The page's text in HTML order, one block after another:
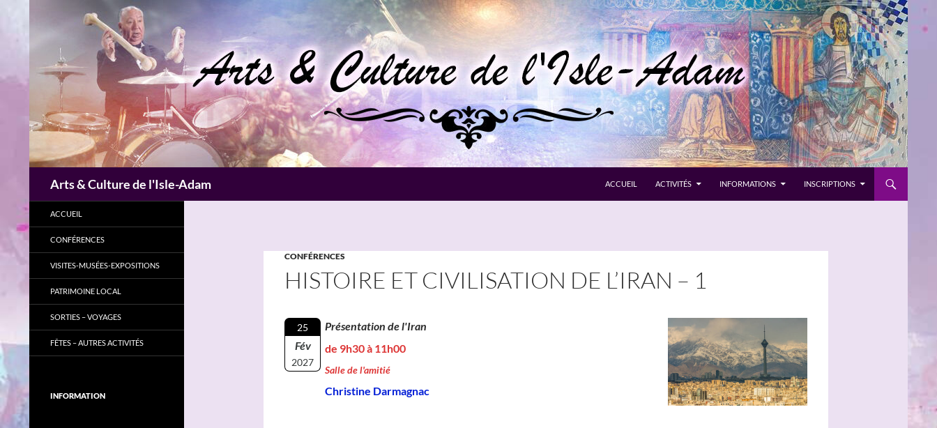
contenu
Arts & Culture de l'Isle-Adam ACCUEIL ACTIVITÉS INFORMATIONS INSCRIPTIONS
CONFÉRENCES
HISTOIRE ET CIVILISATION DE L’IRAN – 1
25
Fév
2027
Présentation de l'Iran
de 9h30 à 11h00
Salle de l'amitié
Christine Darmagnac
ACCUEIL
CONFÉRENCES
VISITES-MUSÉES-EXPOSITIONS
PATRIMOINE LOCAL
SORTIES – VOYAGES
FÊTES – AUTRES ACTIVITÉS
INFORMATION